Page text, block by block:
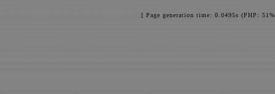
[ Page generation time: 0.0495s (PHP: